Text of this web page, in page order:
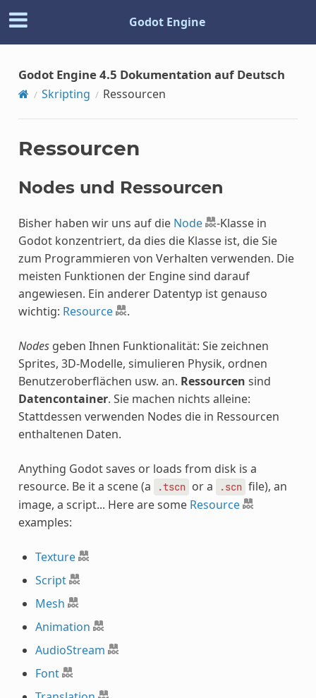
Godot Engine
Godot Engine 4.5 Dokumentation auf Deutsch
Skripting Ressourcen
Ressourcen
Nodes und Ressourcen
Bisher haben wir uns auf die Node
-Klasse in
Godot konzentriert, da dies die Klasse ist, die Sie
zum Programmieren von Verhalten verwenden. Die
meisten Funktionen der Engine sind darauf
angewiesen. Ein anderer Datentyp ist genauso
wichtig: Resource .
Nodesgeben Ihnen Funktionalität: Sie zeichnen
Sprites, 3D-Modelle, simulieren Physik, ordnen
Benutzeroberflächen usw. an. Ressourcen sind
Datencontainer. Sie machen nichts alleine:
Stattdessen verwenden Nodes die in Ressourcen
enthaltenen Daten.
Anything Godot saves or loads from disk is a
resource. Be it a scene (a
.tscn or a .scn file), an
image, a script... Here are some Resource
examples:
Texture
Script
Mesh
Animation
AudioStream
Font